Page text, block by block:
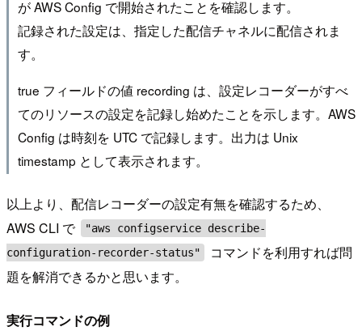
が AWS Config で開始されたことを確認します。
記録された設定は、指定した配信チャネルに配信されま
す。
true フィールドの値 recording は、設定レコーダーがすべ
てのリソースの設定を記録し始めたことを示します。AWS
Config は時刻を UTC で記録します。出力は Unix
timestamp として表示されます。
以上より、配信レコーダーの設定有無を確認するため、
AWS CLI で
"aws configservice describe-
configuration-recorder-status"
コマンドを利用すれば問
題を解消できるかと思います。
実行コマンドの例